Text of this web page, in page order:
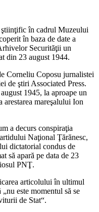
în cadrul Muzeului
în baza de date a
Securităţii un
din 23 august 1944.
Corneliu Coposu jurnalistei
de ştiri Associated Press.
1945, la aproape un
arestarea mareşalului Ion
a decurs conspiraţia
Naţional Ţărănesc,
dictatorial condus de
să apară pe data de 23
PNŢ.
articolului în ultimul
este momentul să se
de Stat“.